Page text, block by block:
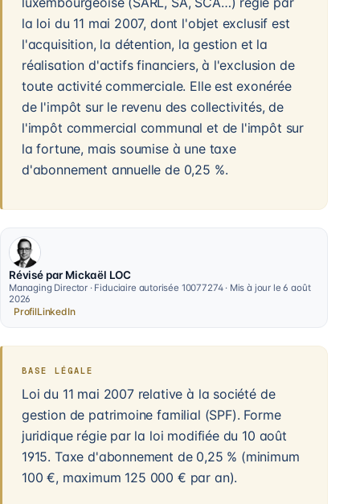
la loi du 11 mai 2007, dont l'objet exclusif est
l'acquisition, la détention, la gestion et la
réalisation d'actifs financiers, à l'exclusion de
toute activité commerciale. Elle est exonérée
de l'impôt sur le revenu des collectivités, de
l'impôt commercial communal et de l'impôt sur
la fortune, mais soumise à une taxe
d'abonnement annuelle de 0,25 %.
Révisé par Mickaël LOC
Managing Director · Fiduciaire autorisée 10077274 · Mis à jour le 6 août
2026
ProfilLinkedIn
BASE LÉGALE
Loi du 11 mai 2007 relative à la société de
gestion de patrimoine familial (SPF). Forme
juridique régie par la loi modifiée du 10 août
1915. Taxe d'abonnement de 0,25 % (minimum
100 €, maximum 125 000 € par an).